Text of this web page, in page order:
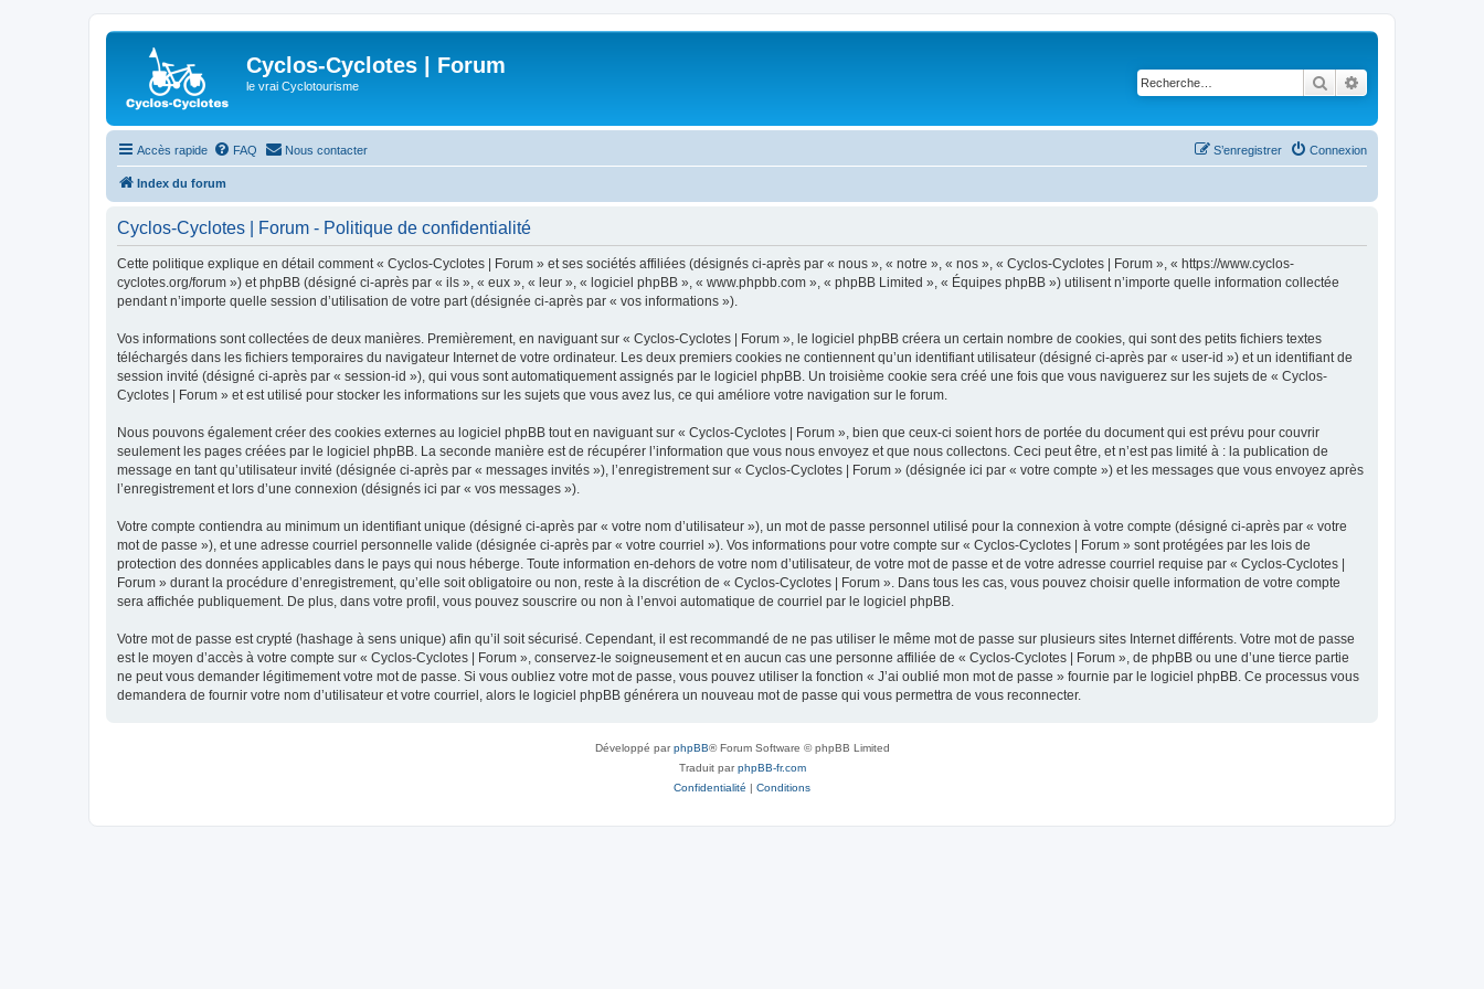
Cyclos-Cyclotes | Forum
le vrai Cyclotourisme Rechercher
Accès rapide FAQ Nous contacter Connexion
S’enregistrer
Index du forum
Cyclos-Cyclotes | Forum - Politique de confidentialité
Cette politique explique en détail comment « Cyclos-Cyclotes | Forum » et ses sociétés affiliées (désignés ci-après par « nous », « notre », « nos », « Cyclos-Cyclotes | Forum », « https://www.cyclos-
cyclotes.org/forum ») et phpBB (désigné ci-après par « ils », « eux », « leur », « logiciel phpBB », « www.phpbb.com », « phpBB Limited », « Équipes phpBB ») utilisent n’importe quelle information collectée
pendant n’importe quelle session d’utilisation de votre part (désignée ci-après par « vos informations »).
Vos informations sont collectées de deux manières. Premièrement, en naviguant sur « Cyclos-Cyclotes | Forum », le logiciel phpBB créera un certain nombre de cookies, qui sont des petits fichiers textes
téléchargés dans les fichiers temporaires du navigateur Internet de votre ordinateur. Les deux premiers cookies ne contiennent qu’un identifiant utilisateur (désigné ci-après par « user-id ») et un identifiant de
session invité (désigné ci-après par « session-id »), qui vous sont automatiquement assignés par le logiciel phpBB. Un troisième cookie sera créé une fois que vous naviguerez sur les sujets de « Cyclos-
Cyclotes | Forum » et est utilisé pour stocker les informations sur les sujets que vous avez lus, ce qui améliore votre navigation sur le forum.
Nous pouvons également créer des cookies externes au logiciel phpBB tout en naviguant sur « Cyclos-Cyclotes | Forum », bien que ceux-ci soient hors de portée du document qui est prévu pour couvrir
seulement les pages créées par le logiciel phpBB. La seconde manière est de récupérer l’information que vous nous envoyez et que nous collectons. Ceci peut être, et n’est pas limité à : la publication de
message en tant qu’utilisateur invité (désignée ci-après par « messages invités »), l’enregistrement sur « Cyclos-Cyclotes | Forum » (désignée ici par « votre compte ») et les messages que vous envoyez après
l’enregistrement et lors d’une connexion (désignés ici par « vos messages »).
Votre compte contiendra au minimum un identifiant unique (désigné ci-après par « votre nom d’utilisateur »), un mot de passe personnel utilisé pour la connexion à votre compte (désigné ci-après par « votre
mot de passe »), et une adresse courriel personnelle valide (désignée ci-après par « votre courriel »). Vos informations pour votre compte sur « Cyclos-Cyclotes | Forum » sont protégées par les lois de
protection des données applicables dans le pays qui nous héberge. Toute information en-dehors de votre nom d’utilisateur, de votre mot de passe et de votre adresse courriel requise par « Cyclos-Cyclotes |
Forum » durant la procédure d’enregistrement, qu’elle soit obligatoire ou non, reste à la discrétion de « Cyclos-Cyclotes | Forum ». Dans tous les cas, vous pouvez choisir quelle information de votre compte
sera affichée publiquement. De plus, dans votre profil, vous pouvez souscrire ou non à l’envoi automatique de courriel par le logiciel phpBB.
Votre mot de passe est crypté (hashage à sens unique) afin qu’il soit sécurisé. Cependant, il est recommandé de ne pas utiliser le même mot de passe sur plusieurs sites Internet différents. Votre mot de passe
est le moyen d’accès à votre compte sur « Cyclos-Cyclotes | Forum », conservez-le soigneusement et en aucun cas une personne affiliée de « Cyclos-Cyclotes | Forum », de phpBB ou une d’une tierce partie
ne peut vous demander légitimement votre mot de passe. Si vous oubliez votre mot de passe, vous pouvez utiliser la fonction « J’ai oublié mon mot de passe » fournie par le logiciel phpBB. Ce processus vous
demandera de fournir votre nom d’utilisateur et votre courriel, alors le logiciel phpBB générera un nouveau mot de passe qui vous permettra de vous reconnecter.
Développé parphpBB® Forum Software © phpBB Limited
Traduit parphpBB-fr.com
Confidentialité | Conditions